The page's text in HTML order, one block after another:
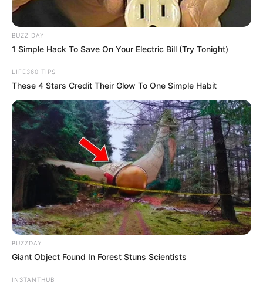
BUZZ DAY
1 Simple Hack To Save On Your Electric Bill (Try Tonight)
LIFE360 TIPS
These 4 Stars Credit Their Glow To One Simple Habit
BUZZDAY
Giant Object Found In Forest Stuns Scientists
INSTANTHUB